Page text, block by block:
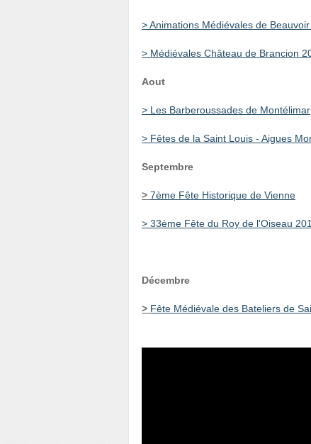
> Animations Médiévales de
> Médiévales Château de Brancion
Aout
> Les Barberoussades de Montélimar
> Fêtes de la Saint Louis - Aigues
Septembre
> 7ème Fête Historique de Vienne
> 33ème Fête du Roy de l'Oiseau
Décembre
> Fête Médiévale des Bateliers de